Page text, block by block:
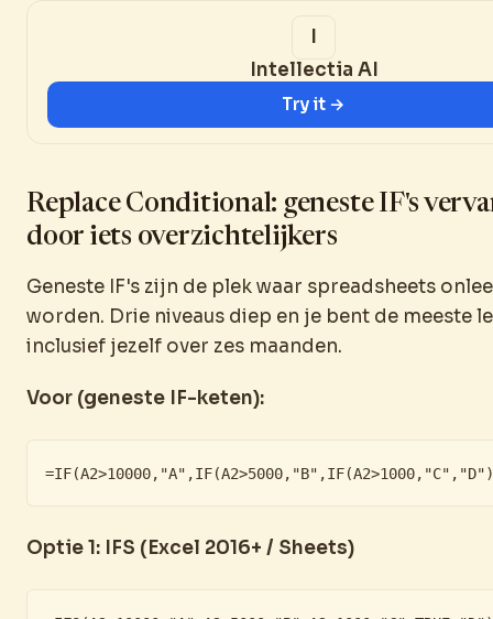
Intellectia AI
Try it →
Replace Conditional: geneste IF's
door iets overzichtelijkers
Geneste IF's zijn de plek waar spreadsheets
worden. Drie niveaus diep en je bent de meeste
inclusief jezelf over zes maanden.
Voor (geneste IF-keten):
Optie 1: IFS (Excel 2016+ / Sheets)